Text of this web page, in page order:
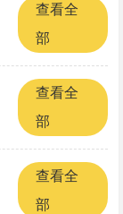
查看全
部
查看全
部
查看全
部